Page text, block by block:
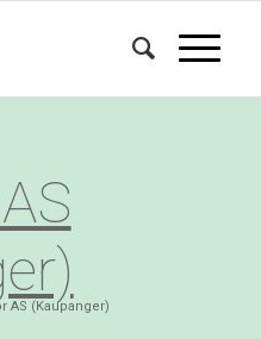
AS (Kaupanger)